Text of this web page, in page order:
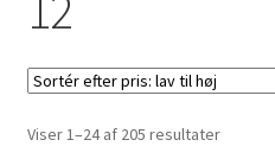
Viser 1–24 af 205 resultaterSorteret